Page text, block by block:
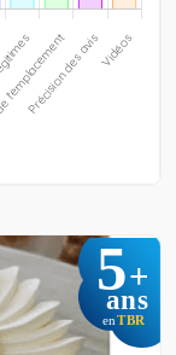
5+
ans
en TBR